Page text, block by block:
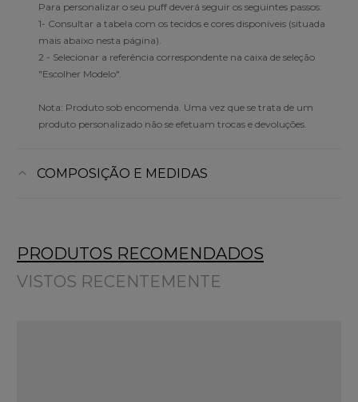
Para personalizar o seu puff deverá seguir os seguintes passos:
1- Consultar a tabela com os tecidos e cores disponíveis (situada
mais abaixo nesta página).
2 - Selecionar a referência correspondente na caixa de seleção
"Escolher Modelo".
Nota: Produto sob encomenda. Uma vez que se trata de um
produto personalizado não se efetuam trocas e devoluções.
COMPOSIÇÃO E MEDIDAS
PRODUTOS RECOMENDADOS
VISTOS RECENTEMENTE